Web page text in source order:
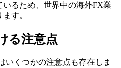
るため、世界中の海外FX業
す。
る注意点
いくつかの注意点も存在しま